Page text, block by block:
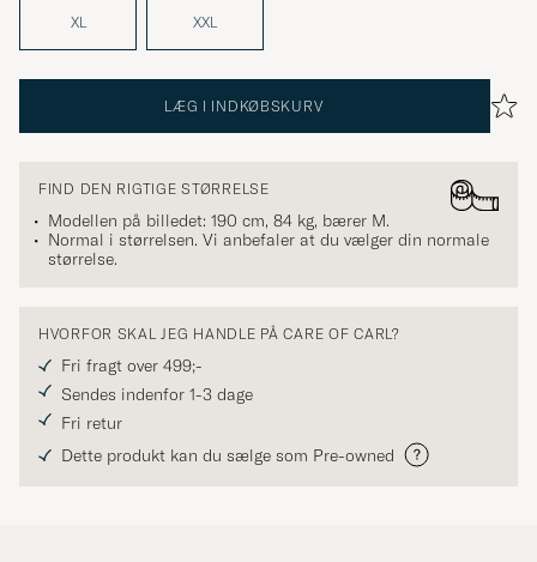
XL XXL
LÆG I INDKØBSKURV
FIND DEN RIGTIGE STØRRELSE
Modellen på billedet: 190 cm, 84 kg, bærer M.
Normal i størrelsen. Vi anbefaler at du vælger din normale
størrelse.
HVORFOR SKAL JEG HANDLE PÅ CARE OF CARL?
Fri fragt over 499;-
Sendes indenfor 1-3 dage
Fri retur
Dette produkt kan du sælge som Pre-owned